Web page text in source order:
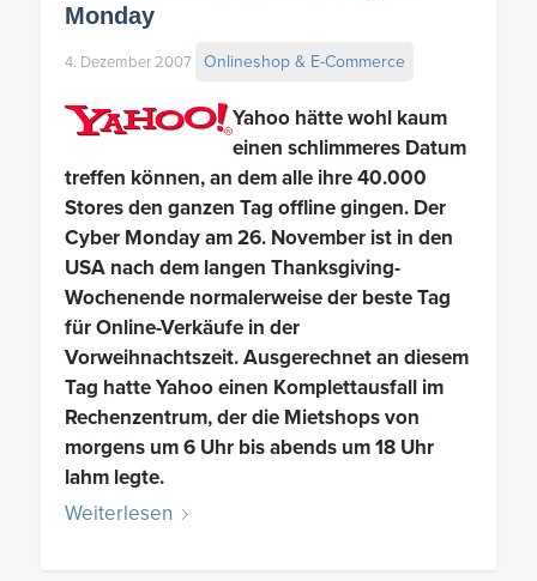
Monday
4. Dezember 2007 Onlineshop & E-Commerce
Yahoo hätte wohl kaum
einen schlimmeres Datum
treffen können, an dem alle ihre 40.000
Stores den ganzen Tag offline gingen. Der
Cyber Monday am 26. November ist in den
USA nach dem langen Thanksgiving-
Wochenende normalerweise der beste Tag
für Online-Verkäufe in der
Vorweihnachtszeit. Ausgerechnet an diesem
Tag hatte Yahoo einen Komplettausfall im
Rechenzentrum, der die Mietshops von
morgens um 6 Uhr bis abends um 18 Uhr
lahm legte.
Weiterlesen